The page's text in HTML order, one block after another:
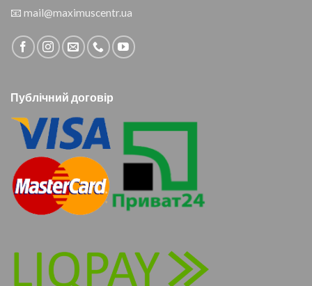
📧 mail@maximuscentr.ua
Публічний договір